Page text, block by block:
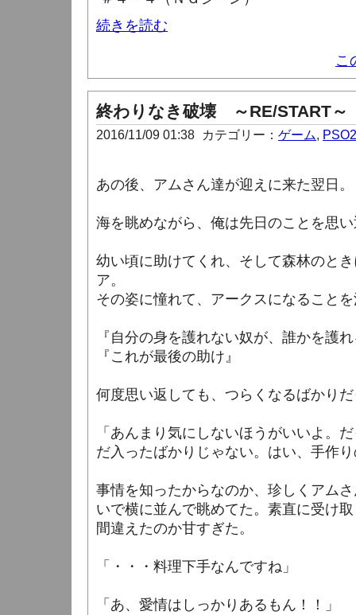
続きを読む
こ
終わりなき破壊 ～RE/START
2016/11/09 01:38 カテゴリー： ゲーム, PSO2
あの後、アムさん達が迎えに来た翌日。
海を眺めながら、俺は先日のことを思
幼い頃に助けてくれ、そして森林のと
ア。
その姿に憧れて、アークスになること
『自分の身を護れない奴が、誰かを護
『これが最後の助け』
何度思い返しても、つらくなるばかり
「あんまり気にしないほうがいいよ。
だ入ったばかりじゃない。はい、手作
事情を知ったからなのか、珍しくアム
いで横に並んで眺めてた。素直に受け
間違えたのか甘すぎた。
「・・・料理下手なんですね」
「あ、愛情はしっかりあるもん！！」